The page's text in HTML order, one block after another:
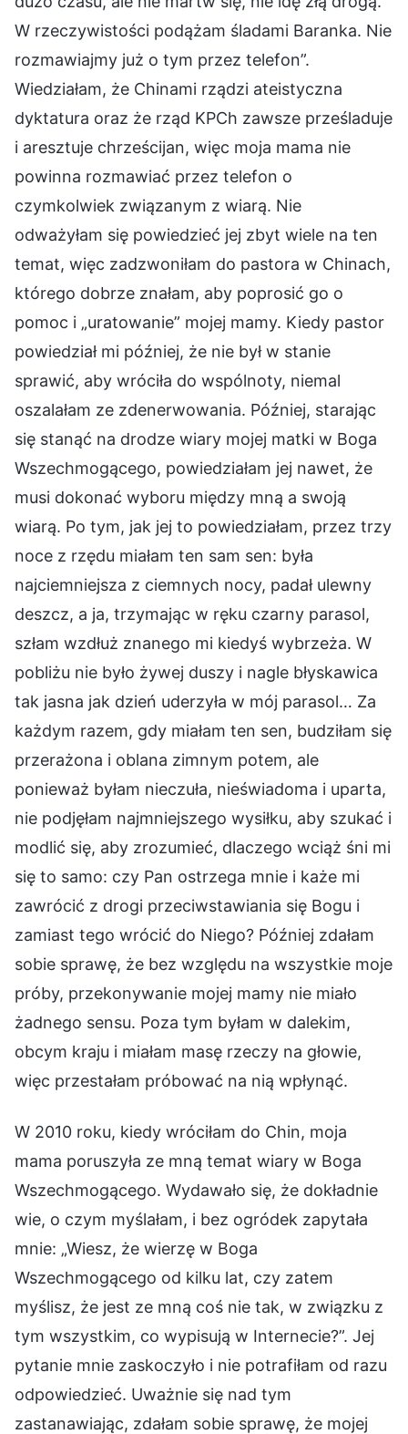
W rzeczywistości podążam śladami Baranka. Nie
rozmawiajmy już o tym przez telefon”.
Wiedziałam, że Chinami rządzi ateistyczna
dyktatura oraz że rząd KPCh zawsze prześladuje
i aresztuje chrześcijan, więc moja mama nie
powinna rozmawiać przez telefon o
czymkolwiek związanym z wiarą. Nie
odważyłam się powiedzieć jej zbyt wiele na ten
temat, więc zadzwoniłam do pastora w Chinach,
którego dobrze znałam, aby poprosić go o
pomoc i „uratowanie” mojej mamy. Kiedy pastor
powiedział mi później, że nie był w stanie
sprawić, aby wróciła do wspólnoty, niemal
oszalałam ze zdenerwowania. Później, starając
się stanąć na drodze wiary mojej matki w Boga
Wszechmogącego, powiedziałam jej nawet, że
musi dokonać wyboru między mną a swoją
wiarą. Po tym, jak jej to powiedziałam, przez trzy
noce z rzędu miałam ten sam sen: była
najciemniejsza z ciemnych nocy, padał ulewny
deszcz, a ja, trzymając w ręku czarny parasol,
szłam wzdłuż znanego mi kiedyś wybrzeża. W
pobliżu nie było żywej duszy i nagle błyskawica
tak jasna jak dzień uderzyła w mój parasol… Za
każdym razem, gdy miałam ten sen, budziłam się
przerażona i oblana zimnym potem, ale
ponieważ byłam nieczuła, nieświadoma i uparta,
nie podjęłam najmniejszego wysiłku, aby szukać i
modlić się, aby zrozumieć, dlaczego wciąż śni mi
się to samo: czy Pan ostrzega mnie i każe mi
zawrócić z drogi przeciwstawiania się Bogu i
zamiast tego wrócić do Niego? Później zdałam
sobie sprawę, że bez względu na wszystkie moje
próby, przekonywanie mojej mamy nie miało
żadnego sensu. Poza tym byłam w dalekim,
obcym kraju i miałam masę rzeczy na głowie,
więc przestałam próbować na nią wpłynąć.
W 2010 roku, kiedy wróciłam do Chin, moja
mama poruszyła ze mną temat wiary w Boga
Wszechmogącego. Wydawało się, że dokładnie
wie, o czym myślałam, i bez ogródek zapytała
mnie: „Wiesz, że wierzę w Boga
Wszechmogącego od kilku lat, czy zatem
myślisz, że jest ze mną coś nie tak, w związku z
tym wszystkim, co wypisują w Internecie?”. Jej
pytanie mnie zaskoczyło i nie potrafiłam od razu
odpowiedzieć. Uważnie się nad tym
zastanawiając, zdałam sobie sprawę, że mojej